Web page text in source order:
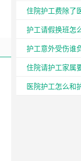
住院护工费除了
护工请假换班怎
护工意外受伤谁
住院请护工家属
医院护工怎么和